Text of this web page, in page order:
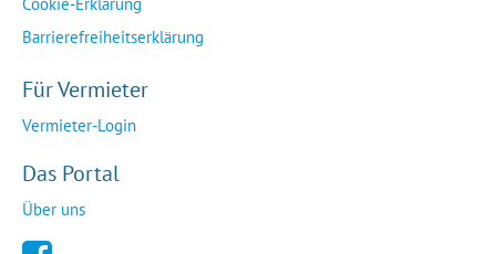
Barrierefreiheitserklärung
Für Vermieter
Vermieter-Login
Das Portal
Über uns